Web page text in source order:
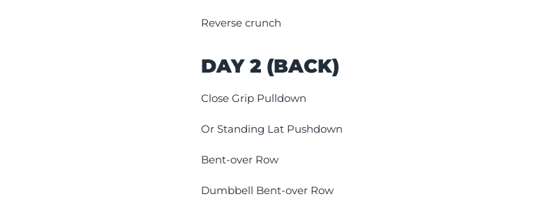
Reverse crunch
DAY 2 (BACK)
Close Grip Pulldown
Or Standing Lat Pushdown
Bent-over Row
Dumbbell Bent-over Row